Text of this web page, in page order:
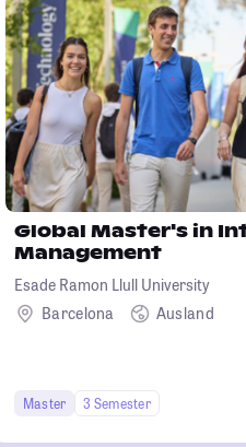
Global Master's in
Management
Esade Ramon Llull University
Barcelona
Ausland
Master 3 Semester